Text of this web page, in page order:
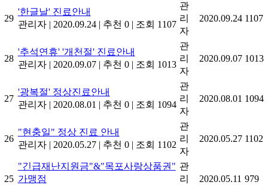
29
'한글날' 진료안내
관리자 | 2020.09.24 | 추천 0 | 조회 1107
관
리
자
2020.09.24 1107
28
'추석연휴' '개천절' 진료안내
관리자 | 2020.09.07 | 추천 0 | 조회 1013
관
리
자
2020.09.07 1013
27
'광복절' 정상진료안내
관리자 | 2020.08.01 | 추천 0 | 조회 1094
관
리
자
2020.08.01 1094
26
"현충일" 정상 진료 안내
관리자 | 2020.05.27 | 추천 0 | 조회 1102
관
리
자
2020.05.27 1102
25
"긴급재난지원금"&"목포사랑상품권"
가맹점
관
리
2020.05.11 979